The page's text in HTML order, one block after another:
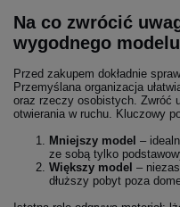
Na co zwrócić
wygodnego
Przed zakupem dokładnie
Przemyślana organizacja
oraz rzeczy osobistych. Zwróć
otwierania w ruchu. Kluczowy
Mniejszy model –
ze sobą tylko
Większy model –
dłuższy pobyt poza